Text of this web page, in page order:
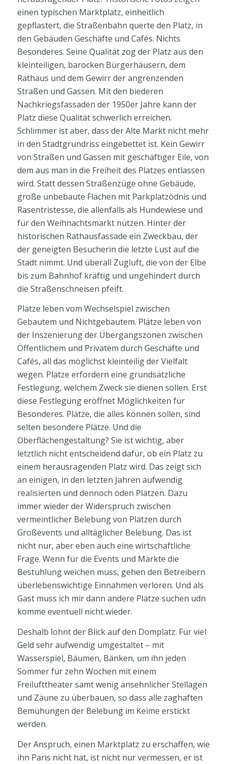
einen typischen Marktplatz, einheitlich
gepflastert, die Straßenbahn querte den Platz, in
den Gebäuden Geschäfte und Cafés. Nichts
Besonderes. Seine Qualität zog der Platz aus den
kleinteiligen, barocken Bürgerhäusern, dem
Rathaus und dem Gewirr der angrenzenden
Straßen und Gassen. Mit den biederen
Nachkriegsfassaden der 1950er Jahre kann der
Platz diese Qualität schwerlich erreichen.
Schlimmer ist aber, dass der Alte Markt nicht mehr
in den Stadtgrundriss eingebettet ist. Kein Gewirr
von Straßen und Gassen mit geschäftiger Eile, von
dem aus man in die Freiheit des Platzes entlassen
wird. Statt dessen Straßenzüge ohne Gebäude,
große unbebaute Flächen mit Parkplatzödnis und
Rasentristesse, die allenfalls als Hundewiese und
für den Weihnachtsmarkt nützen. Hinter der
historischen Rathausfassade ein Zweckbau, der
der geneigten Besucherin die letzte Lust auf die
Stadt nimmt. Und überall Zugluft, die von der Elbe
bis zum Bahnhof kräftig und ungehindert durch
die Straßenschneisen pfeift.
Plätze leben vom Wechselspiel zwischen
Gebautem und Nichtgebautem. Plätze leben von
der Inszenierung der Übergangszonen zwischen
Öffentlichem und Privatem durch Geschäfte und
Cafés, all das möglichst kleinteilig der Vielfalt
wegen. Plätze erfordern eine grundsätzliche
Festlegung, welchem Zweck sie dienen sollen. Erst
diese Festlegung eröffnet Möglichkeiten für
Besonderes. Plätze, die alles können sollen, sind
selten besondere Plätze. Und die
Oberflächengestaltung? Sie ist wichtig, aber
letztlich nicht entscheidend dafür, ob ein Platz zu
einem herausragenden Platz wird. Das zeigt sich
an einigen, in den letzten Jahren aufwendig
realisierten und dennoch öden Plätzen. Dazu
immer wieder der Widerspruch zwischen
vermeintlicher Belebung von Plätzen durch
Großevents und alltäglicher Belebung. Das ist
nicht nur, aber eben auch eine wirtschaftliche
Frage. Wenn für die Events und Märkte die
Bestuhlung weichen muss, gehen den Betreibern
überlebenswichtige Einnahmen verloren. Und als
Gast muss ich mir dann andere Plätze suchen udn
komme eventuell nicht wieder.
Deshalb lohnt der Blick auf den Domplatz. Für viel
Geld sehr aufwendig umgestaltet – mit
Wasserspiel, Bäumen, Bänken, um ihn jeden
Sommer für zehn Wochen mit einem
Freilufttheater samt wenig ansehnlicher Stellagen
und Zäune zu überbauen, so dass alle zaghaften
Bemühungen der Belebung im Keime erstickt
werden.
Der Anspruch, einen Marktplatz zu erschaffen, wie
ihn Paris nicht hat, ist nicht nur vermessen, er ist